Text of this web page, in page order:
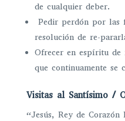
de cualquier deber.
Pedir perdón por las
resolución de re-
Ofrecer en espíritu de
que continuamente se
Visitas al Santísimo /
“Jesús, Rey de